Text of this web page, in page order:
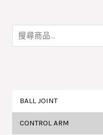
尋
關
BALL JOINT
CONTROL ARM